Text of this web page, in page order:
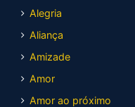
Alegria
Aliança
Amizade
Amor
Amor ao próximo